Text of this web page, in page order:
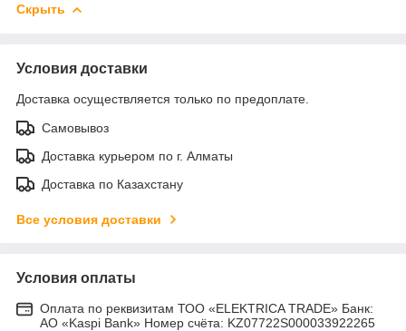
Скрыть
Условия доставки
Доставка осуществляется только по предоплате.
Самовывоз
Доставка курьером по г. Алматы
Доставка по Казахстану
Все условия доставки
Условия оплаты
Оплата по реквизитам ТОО «ELEKTRICA TRADE» Банк:
АО «Kaspi Bank» Номер счёта: KZ07722S000033922265